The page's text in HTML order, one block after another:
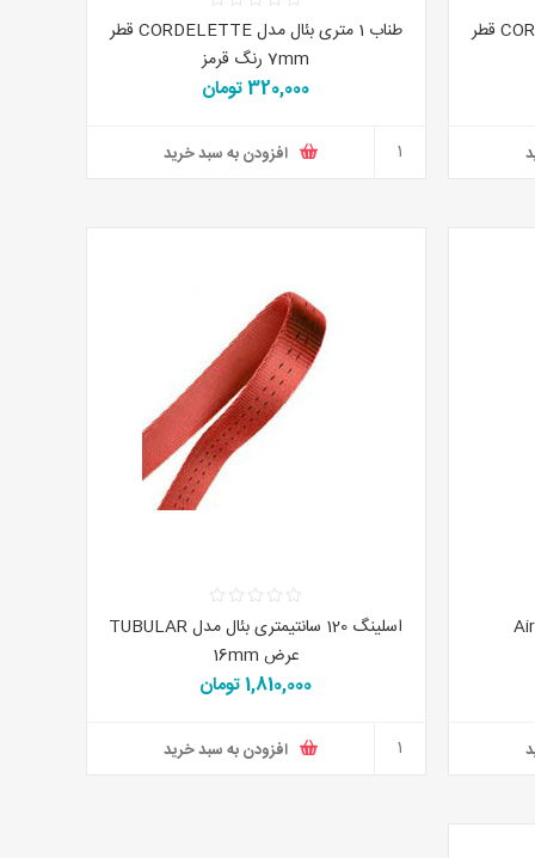
طناب 1 متری بئال مدل CORDELETTE قطر
طناب 1 متری بئال مدل CORDELETTE قطر
7mm رنگ قرمز
320,000 تومان
افزودن به سبد خرید
اسلینگ 120 سانتیمتری بئال مدل TUBULAR
عرض 16mm
1,810,000 تومان
افزودن به سبد خرید